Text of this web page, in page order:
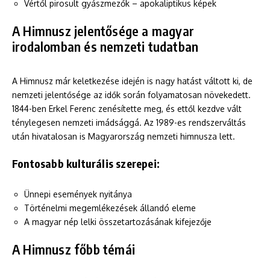
Vértől pirosult gyászmezők – apokaliptikus képek
A Himnusz jelentősége a magyar
irodalomban és nemzeti tudatban
A Himnusz már keletkezése idején is nagy hatást váltott ki, de
nemzeti jelentősége az idők során folyamatosan növekedett.
1844-ben Erkel Ferenc zenésítette meg, és ettől kezdve vált
ténylegesen nemzeti imádsággá. Az 1989-es rendszerváltás
után hivatalosan is Magyarország nemzeti himnusza lett.
Fontosabb kulturális szerepei:
Ünnepi események nyitánya
Történelmi megemlékezések állandó eleme
A magyar nép lelki összetartozásának kifejezője
A Himnusz főbb témái